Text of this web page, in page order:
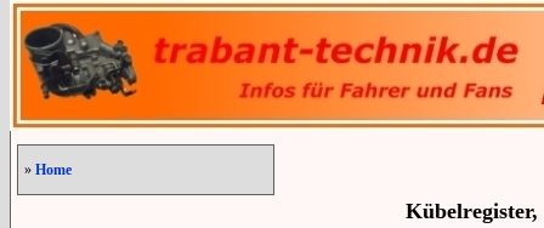
» Home
Kübelregister,